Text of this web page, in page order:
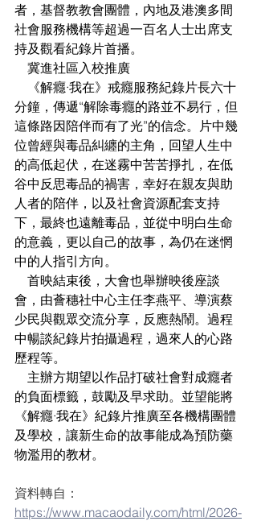
者，基督教教會團體，內地及港澳多間
社會服務機構等超過一百名人士出席支
持及觀看紀錄片首播。
冀進社區入校推廣
《解癮·我在》戒癮服務紀錄片長六十
分鐘，傳遞“解除毒癮的路並不易行，但
這條路因陪伴而有了光”的信念。片中幾
位曾經與毒品糾纏的主角，回望人生中
的高低起伏，在迷霧中苦苦掙扎，在低
谷中反思毒品的禍害，幸好在親友與助
人者的陪伴，以及社會資源配套支持
下，最終也遠離毒品，並從中明白生命
的意義，更以自己的故事，為仍在迷惘
中的人指引方向。
首映結束後，大會也舉辦映後座談
會，由薈穗社中心主任李燕平、導演蔡
少民與觀眾交流分享，反應熱鬧。過程
中暢談紀錄片拍攝過程，過來人的心路
歷程等。
主辦方期望以作品打破社會對成癮者
的負面標籤，鼓勵及早求助。並望能將
《解癮·我在》紀錄片推廣至各機構團體
及學校，讓新生命的故事能成為預防藥
物濫用的教材。
資料轉自：
https://www.macaodaily.com/html/2026-